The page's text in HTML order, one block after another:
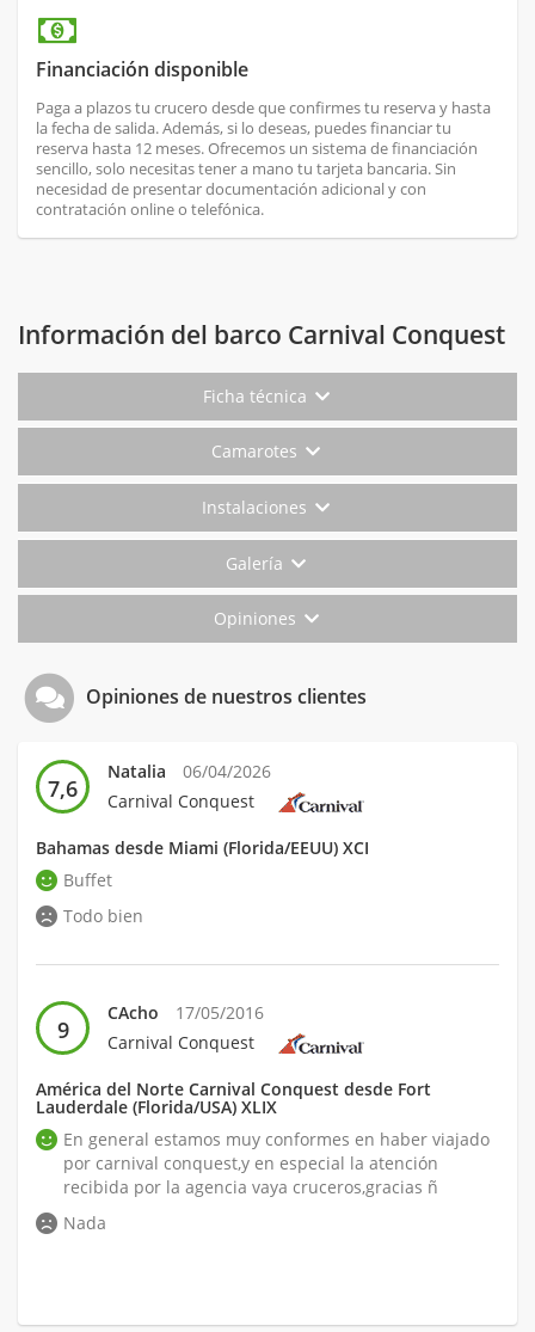
Financiación disponible
Paga a plazos tu crucero desde que confirmes tu reserva y hasta
la fecha de salida. Además, si lo deseas, puedes financiar tu
reserva hasta 12 meses. Ofrecemos un sistema de financiación
sencillo, solo necesitas tener a mano tu tarjeta bancaria. Sin
necesidad de presentar documentación adicional y con
contratación online o telefónica.
Información del barco Carnival Conquest
Ficha técnica
Camarotes
Instalaciones
Galería
Opiniones
Opiniones de nuestros clientes
7,6
Natalia
06/04/2026
Carnival Conquest
Bahamas desde Miami (Florida/EEUU) XCI
Buffet
Todo bien
9
CAcho
17/05/2016
Carnival Conquest
América del Norte Carnival Conquest desde Fort
Lauderdale (Florida/USA) XLIX
En general estamos muy conformes en haber viajado
por carnival conquest,y en especial la atención
recibida por la agencia vaya cruceros,gracias ñ
Nada